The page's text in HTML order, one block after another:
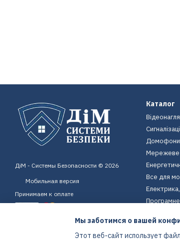
ДіМ - Системы Безопасности © 2026
Мобильная версия
Принимаем к оплате
Каталог
Домофони,
Мережеве
Все для
Мы заботимся о вашей
Этот веб-сайт использует